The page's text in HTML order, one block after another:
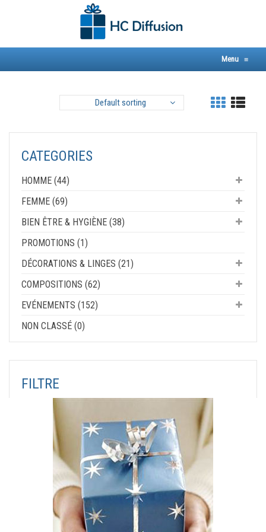
Menu ≡
CATEGORIES
HOMME (44)
FEMME (69)
BIEN ÊTRE & HYGIÈNE (38)
PROMOTIONS (1)
DÉCORATIONS & LINGES (21)
COMPOSITIONS (62)
EVÉNEMENTS (152)
NON CLASSÉ (0)
FILTRE
Default sorting